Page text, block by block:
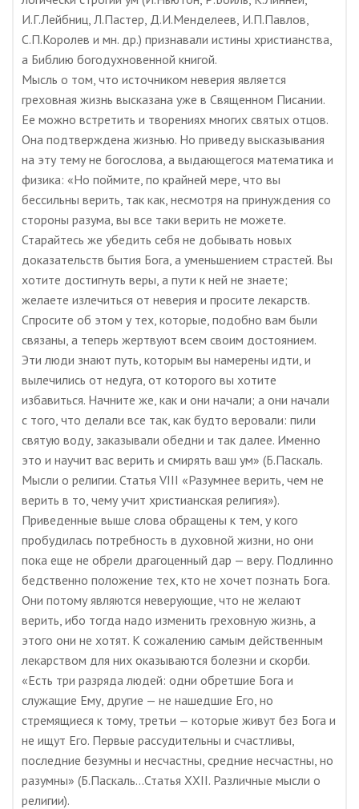
И.Г.Лейбниц, Л.Пастер, Д.И.Менделеев, И.П.Павлов,
С.П.Королев и мн. др.) признавали истины христианства,
а Библию богодухновенной книгой.
Мысль о том, что источником неверия является
греховная жизнь высказана уже в Священном Писании.
Ее можно встретить и творениях многих святых отцов.
Она подтверждена жизнью. Но приведу высказывания
на эту тему не богослова, а выдающегося математика и
физика: «Но поймите, по крайней мере, что вы
бессильны верить, так как, несмотря на принуждения со
стороны разума, вы все таки верить не можете.
Старайтесь же убедить себя не добывать новых
доказательств бытия Бога, а уменьшением страстей. Вы
хотите достигнуть веры, а пути к ней не знаете;
желаете излечиться от неверия и просите лекарств.
Спросите об этом у тех, которые, подобно вам были
связаны, а теперь жертвуют всем своим достоянием.
Эти люди знают путь, которым вы намерены идти, и
вылечились от недуга, от которого вы хотите
избавиться. Начните же, как и они начали; а они начали
с того, что делали все так, как будто веровали: пили
святую воду, заказывали обедни и так далее. Именно
это и научит вас верить и смирять ваш ум» (Б.Паскаль.
Мысли о религии. Статья VIII «Разумнее верить, чем не
верить в то, чему учит христианская религия»).
Приведенные выше слова обращены к тем, у кого
пробудилась потребность в духовной жизни, но они
пока еще не обрели драгоценный дар — веру. Подлинно
бедственно положение тех, кто не хочет познать Бога.
Они потому являются неверующие, что не желают
верить, ибо тогда надо изменить греховную жизнь, а
этого они не хотят. К сожалению самым действенным
лекарством для них оказываются болезни и скорби.
«Есть три разряда людей: одни обретшие Бога и
служащие Ему, другие — не нашедшие Его, но
стремящиеся к тому, третьи — которые живут без Бога и
не ищут Его. Первые рассудительны и счастливы,
последние безумны и несчастны, средние несчастны, но
разумны» (Б.Паскаль…Статья XXII. Различные мысли о
религии).